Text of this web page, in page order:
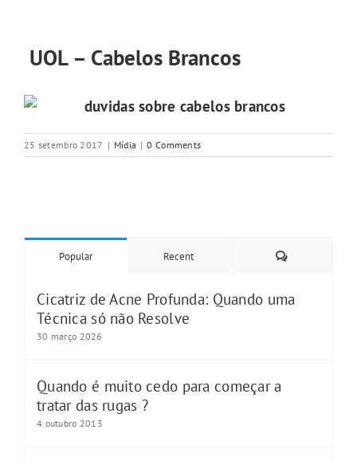
UOL – Cabelos Brancos
25 setembro 2017 | Mídia | 0 Comments
Popular Recent Comments
Cicatriz de Acne Profunda: Quando uma
Técnica só não Resolve
30 março 2026
Quando é muito cedo para começar a
tratar das rugas ?
4 outubro 2013